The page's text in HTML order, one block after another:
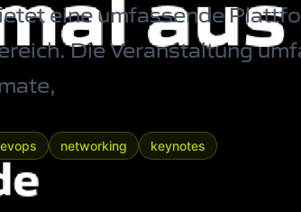
eine umfassende
. Die Veranstaltung
networking keynotes